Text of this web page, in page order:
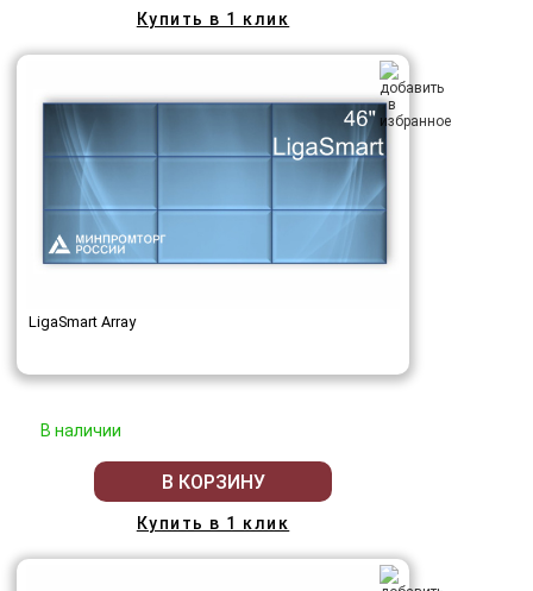
Купить в 1 клик
LigaSmart Array
В наличии
В КОРЗИНУ
Купить в 1 клик